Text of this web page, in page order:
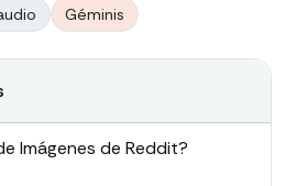
Géminis
Imágenes de Reddit?